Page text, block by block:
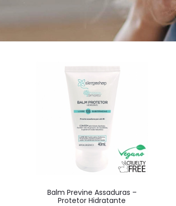
Balm Previne Assaduras –
Protetor Hidratante